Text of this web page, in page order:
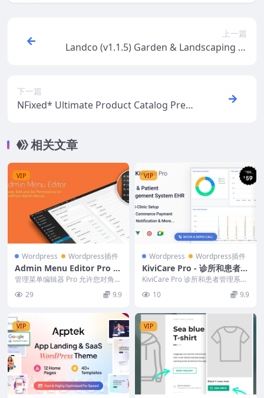
上一篇
Landco (v1.1.5) Garden & Landscaping W
下一篇
NFixed* Ultimate Product Catalog Premi
相关文章
VIP
Wordpress Wordpress插件
Admin Menu Editor Pro 2.
26.1 + Addons
管理菜单编辑器 Pro 允许您对角色
或用户隐藏菜单、通过拖放组织菜
单、更改 60...
29 9.9
VIP
Wordpress Wordpress插件
KiviCare Pro - 诊所和患者管
理系统 EHR（附加组件） 2.
5.1
KiviCare Pro 诊所和患者管理系统
EHR 是一个令人印象深刻的诊所
和... 10 9.9
VIP VIP